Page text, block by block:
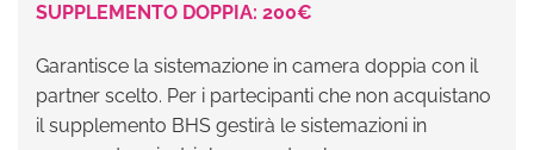
SUPPLEMENTO DOPPIA: 200€
Garantisce la sistemazione in camera doppia con il
partner scelto. Per i partecipanti che non acquistano
il supplemento BHS gestirà le sistemazioni in